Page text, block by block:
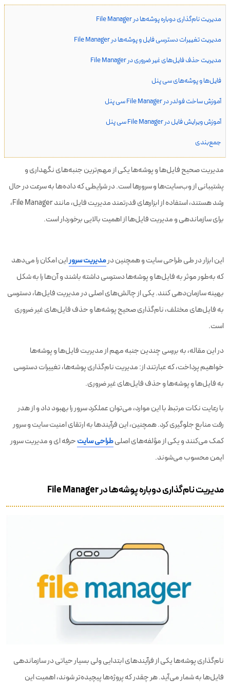
مدیریت نام‌گذاری دوباره پوشه‌ها در File Manager
مدیریت تغییرات دسترسی فایل و پوشه‌ها در File Manager
مدیریت حذف فایل‌های غیر ضروری در File Manager
فایل‌ها و پوشه‌های سی پنل
آموزش ساخت فولدر در File Manager سی پنل
آموزش ویرایش فایل در File Manager سی پنل
جمع‌بندی
مدیریت صحیح فایل‌ها و پوشه‌ها یکی از مهم‌ترین جنبه‌های نگهداری و
پشتیبانی از وب‌سایت‌ها و سرورها است. در شرایطی که داده‌ها به سرعت در حال
رشد هستند، استفاده از ابزارهای قدرتمند مدیریت فایل، مانند File Manager،
برای سازماندهی و مدیریت فایل‌ها از اهمیت بالایی برخوردار است.
این ابزار در طی طراحی سایت و همچنین درمدیریت سروراین امکان را می‌دهد
که به‌طور موثر به فایل‌ها و پوشه‌ها دسترسی داشته باشند و آن‌ها را به شکل
بهینه سازمان‌دهی کنند. یکی از چالش‌های اصلی در مدیریت فایل‌ها، دسترسی
به فایل‌های مختلف، نام‌گذاری صحیح پوشه‌ها و حذف فایل‌های غیر ضروری
است.
در این مقاله، به بررسی چندین جنبه مهم از مدیریت فایل‌ها و پوشه‌ها
خواهیم پرداخت، که عبارتند از: مدیریت نام‌گذاری پوشه‌ها، تغییرات دسترسی
به فایل‌ها و پوشه‌ها و حذف فایل‌های غیر ضروری.
با رعایت نکات مرتبط با این موارد، می‌توان عملکرد سرور را بهبود داد و از هدر
رفت منابع جلوگیری کرد. همچنین، این فرآیندها به ارتقای امنیت سایت و سرور
کمک می‌کنند و یکی از مؤلفه‌های اصلیطراحی سایتحرفه ای و مدیریت سرور
ایمن محسوب می‌شوند.
مدیریت نام‌گذاری دوباره پوشه‌ها در File Manager
نام‌گذاری پوشه‌ها یکی از فرآیندهای ابتدایی ولی بسیار حیاتی در سازماندهی
فایل‌ها به شمار می‌آید. هر چقدر که پروژه‌ها پیچیده‌تر شوند، اهمیت این